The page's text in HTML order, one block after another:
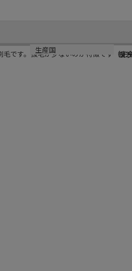
です。抜毛が少ないのが特徴です（完
サイズ
縦
生産国
フ